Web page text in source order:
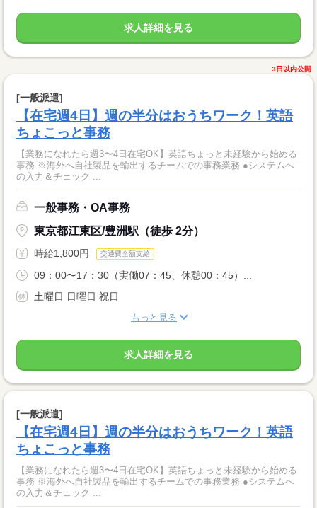
求人詳細を見る
3日以内公開
[一般派遣]
【在宅週4日】週の半分はおうちワーク！英語
ちょこっと事務
【業務になれたら週3〜4日在宅OK】英語ちょっと未経験から始める
事務 ※海外へ自社製品を輸出するチームでの事務業務 ●システムへ
の入力＆チェック ...
一般事務・OA事務
東京都江東区/豊洲駅（徒歩 2分）
時給1,800円 交通費全額支給
09：00〜17：30（実働07：45、休憩00：45）...
土曜日 日曜日 祝日
もっと見る
求人詳細を見る
[一般派遣]
【在宅週4日】週の半分はおうちワーク！英語
ちょこっと事務
【業務になれたら週3〜4日在宅OK】英語ちょっと未経験から始める
事務 ※海外へ自社製品を輸出するチームでの事務業務 ●システムへ
の入力＆チェック ...